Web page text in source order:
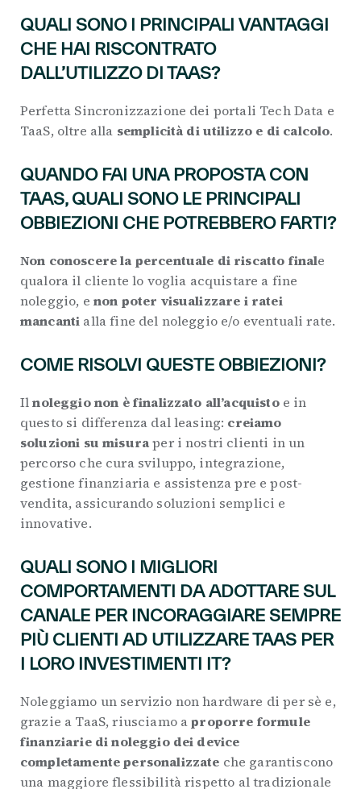
QUALI SONO I PRINCIPALI VANTAGGI
CHE HAI RISCONTRATO
DALL’UTILIZZO DI TAAS?
Perfetta Sincronizzazione dei portali Tech Data e
TaaS, oltre alla semplicità di utilizzo e di calcolo.
QUANDO FAI UNA PROPOSTA CON
TAAS, QUALI SONO LE PRINCIPALI
OBBIEZIONI CHE POTREBBERO FARTI?
Non conoscere la percentuale di riscatto finale
qualora il cliente lo voglia acquistare a fine
noleggio, e non poter visualizzare i ratei
mancanti alla fine del noleggio e/o eventuali rate.
COME RISOLVI QUESTE OBBIEZIONI?
Ilnoleggio non è finalizzato all’acquistoe in
questo si differenza dal leasing: creiamo
soluzioni su misuraper i nostri clienti in un
percorso che cura sviluppo, integrazione,
gestione finanziaria e assistenza pre e post-
vendita, assicurando soluzioni semplici e
innovative.
QUALI SONO I MIGLIORI
COMPORTAMENTI DA ADOTTARE SUL
CANALE PER INCORAGGIARE SEMPRE
PIÙ CLIENTI AD UTILIZZARE TAAS PER
I LORO INVESTIMENTI IT?
Noleggiamo un servizio non hardware di per sè e,
grazie a TaaS, riusciamo aproporre formule
finanziarie di noleggio dei device
completamente personalizzate che garantiscono
una maggiore flessibilità rispetto al tradizionale